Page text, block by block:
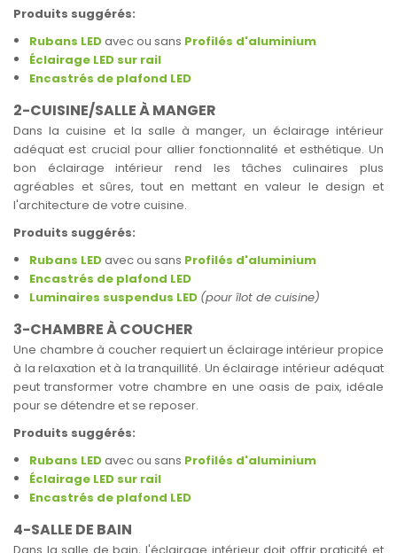
Produits suggérés:
Rubans LEDavec ou sans Profilés d'aluminium
Éclairage LED sur rail
Encastrés de plafond LED
2-CUISINE/SALLE À MANGER
Dans la cuisine et la salle à manger, un éclairage intérieur
adéquat est crucial pour allier fonctionnalité et esthétique. Un
bon éclairage intérieur rend les tâches culinaires plus
agréables et sûres, tout en mettant en valeur le design et
l'architecture de votre cuisine.
Produits suggérés:
Rubans LEDavec ou sans Profilés d'aluminium
Encastrés de plafond LED
Luminaires suspendus LED (pour îlot de cuisine)
3-CHAMBRE À COUCHER
Une chambre à coucher requiert un éclairage intérieur propice
à la relaxation et à la tranquillité. Un éclairage intérieur adéquat
peut transformer votre chambre en une oasis de paix, idéale
pour se détendre et se reposer.
Produits suggérés:
Rubans LEDavec ou sans Profilés d'aluminium
Éclairage LED sur rail
Encastrés de plafond LED
4-SALLE DE BAIN